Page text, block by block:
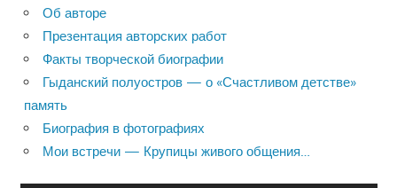
Об авторе
Презентация авторских работ
Факты творческой биографии
Гыданский полуостров — о «Счастливом детстве»
память
Биография в фотографиях
Мои встречи — Крупицы живого общения…